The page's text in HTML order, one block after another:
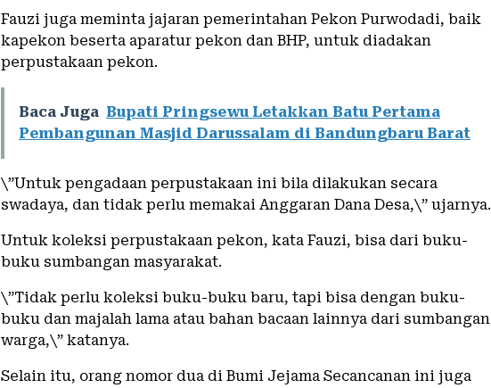
Fauzi juga meminta jajaran pemerintahan Pekon Purwodadi, baik
kapekon beserta aparatur pekon dan BHP, untuk diadakan
perpustakaan pekon.
Baca Juga Bupati Pringsewu Letakkan Batu Pertama
Pembangunan Masjid Darussalam di Bandungbaru Barat
\”Untuk pengadaan perpustakaan ini bila dilakukan secara
swadaya, dan tidak perlu memakai Anggaran Dana Desa,\” ujarnya.
Untuk koleksi perpustakaan pekon, kata Fauzi, bisa dari buku-
buku sumbangan masyarakat.
\”Tidak perlu koleksi buku-buku baru, tapi bisa dengan buku-
buku dan majalah lama atau bahan bacaan lainnya dari sumbangan
warga,\” katanya.
Selain itu, orang nomor dua di Bumi Jejama Secancanan ini juga